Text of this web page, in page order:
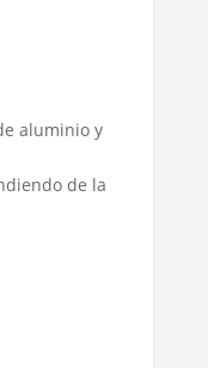
aluminio y
de la